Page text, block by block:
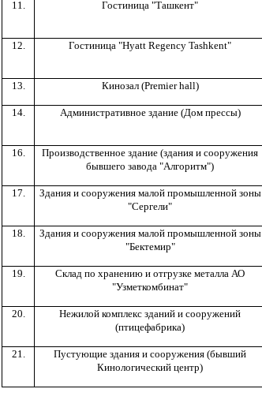
11. Гостиница "Ташкент"
12. Гостиница "Нyatt Regency Tashkent"
13. Кинозал (Premier hall)
14. Административное здание (Дом прессы)
16.
Производственное здание (здания и сооружения
бывшего завода "Алгоритм")
17.
Здания и сооружения малой промышленной зоны
"Сергели"
18.
Здания и сооружения малой промышленной зоны
"Бектемир"
19.
Склад по хранению и отгрузке металла АО
"Узметкомбинат"
20.
Нежилой комплекс зданий и сооружений
(птицефабрика)
21.
Пустующие здания и сооружения (бывший
Кинологический центр)